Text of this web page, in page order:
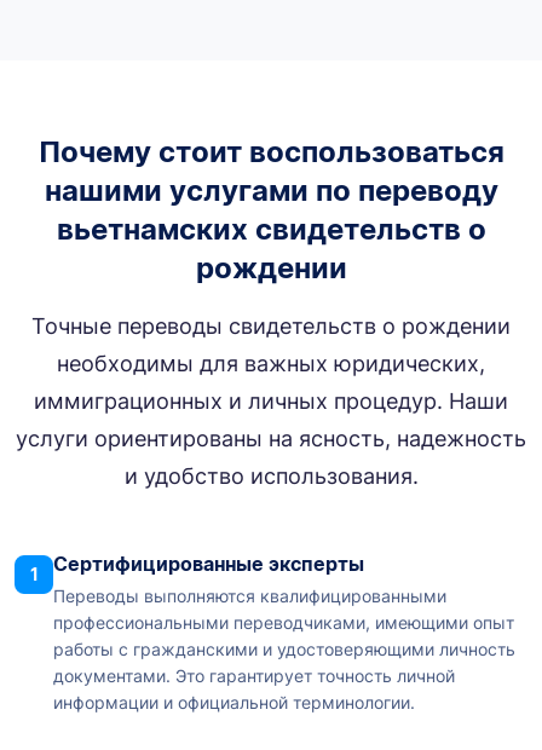
Почему стоит воспользоваться
нашими услугами по переводу
вьетнамских свидетельств о
рождении
Точные переводы свидетельств о рождении
необходимы для важных юридических,
иммиграционных и личных процедур. Наши
услуги ориентированы на ясность, надежность
и удобство использования.
1 Сертифицированные эксперты
Переводы выполняются квалифицированными
профессиональными переводчиками, имеющими опыт
работы с гражданскими и удостоверяющими личность
документами. Это гарантирует точность личной
информации и официальной терминологии.